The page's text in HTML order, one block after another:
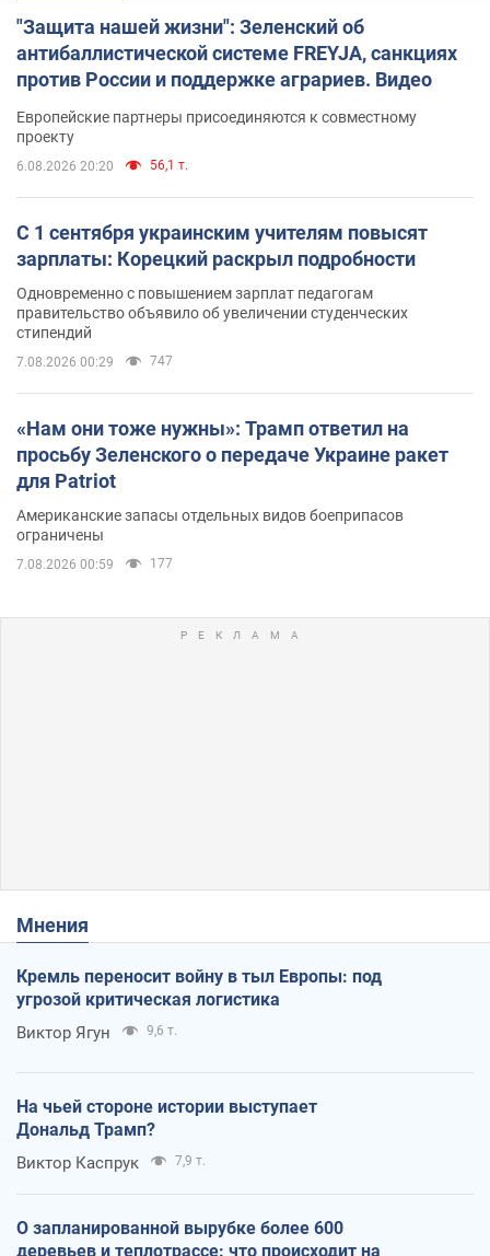
"Защита нашей жизни": Зеленский об
антибаллистической системе FREYJA, санкциях
против России и поддержке аграриев. Видео
Европейские партнеры присоединяются к совместному
проекту
6.08.2026 20:20 56,1 т.
С 1 сентября украинским учителям повысят
зарплаты: Корецкий раскрыл подробности
Одновременно с повышением зарплат педагогам
правительство объявило об увеличении студенческих
стипендий
7.08.2026 00:29 747
«Нам они тоже нужны»: Трамп ответил на
просьбу Зеленского о передаче Украине ракет
для Patriot
Американские запасы отдельных видов боеприпасов
ограничены
7.08.2026 00:59 177
Мнения
Кремль переносит войну в тыл Европы: под
угрозой критическая логистика
Виктор Ягун 9,6 т.
На чьей стороне истории выступает
Дональд Трамп?
Виктор Каспрук 7,9 т.
О запланированной вырубке более 600
деревьев и теплотрассе: что происходит на